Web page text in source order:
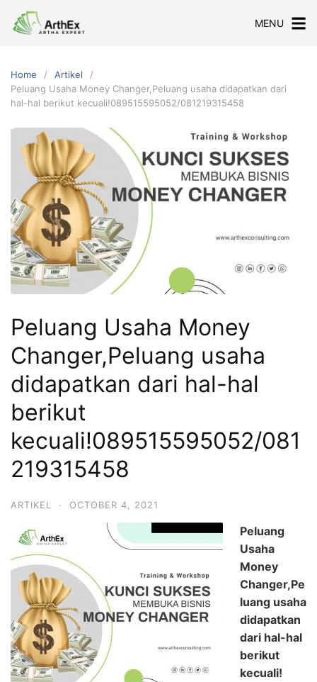
MENU
Home
Artikel
Peluang Usaha Money Changer,Peluang usaha didapatkan dari
hal-hal berikut kecuali!089515595052/081219315458
Peluang Usaha Money
Changer,Peluang usaha
didapatkan dari hal-hal
berikut
kecuali!089515595052/081
219315458
ARTIKEL · OCTOBER 4, 2021
Peluang
Usaha
Money
Changer,Pe
luang usaha
didapatkan
dari hal-hal
berikut
kecuali!